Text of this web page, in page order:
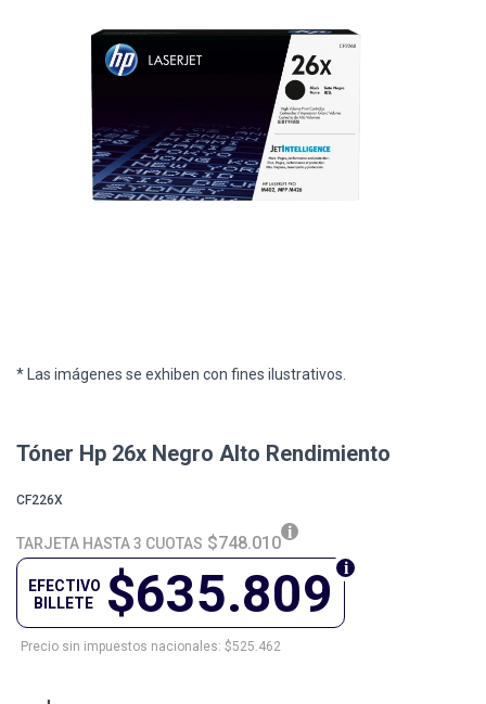
* Las imágenes se exhiben con fines ilustrativos.
Tóner Hp 26x Negro Alto Rendimiento
CF226X
TARJETA HASTA 3 CUOTAS $748.010
$635.809
EFECTIVO
BILLETE
Precio sin impuestos nacionales: $525.462